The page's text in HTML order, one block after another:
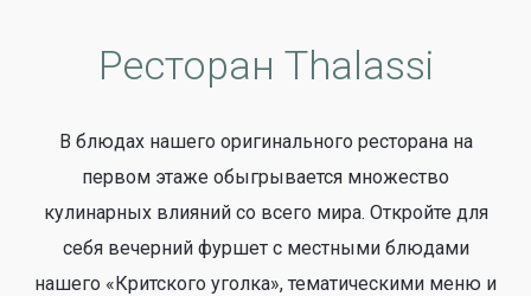
Ресторан Thalassi
В блюдах нашего оригинального ресторана на
первом этаже обыгрывается множество
кулинарных влияний со всего мира. Откройте для
себя вечерний фуршет с местными блюдами
нашего «Критского уголка», тематическими меню и